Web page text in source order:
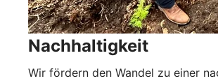
Nachhaltigkeit
Wir fördern den Wandel zu einer